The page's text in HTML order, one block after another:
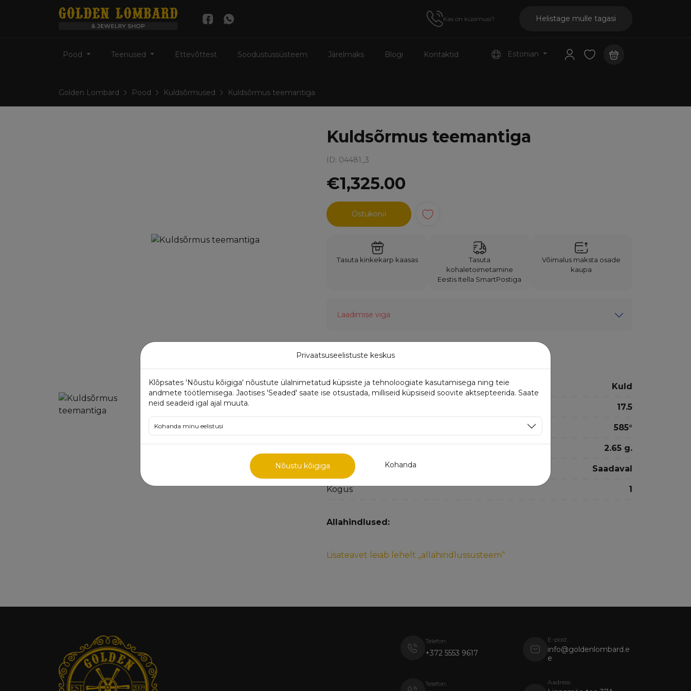
Kas on küsimusi? Helistage mulle tagasi
Pood Teenused Ettevõttest Soodustussüsteem Järelmaks Blogi Kontaktid Estonian
Golden Lombard Pood Kuldsõrmused Kuldsõrmus teemantiga
Kuldsõrmus teemantiga
ID: 04481_3
€1,325.00
Ostukorvi
Tasuta kinkekarp kaasas
Tasuta
kohaletoimetamine
Eestis Itella SmartPostiga
Võimalus maksta osade
kaupa
Laadimise viga
Metall Kuld
17.5
585°
2.65 g.
Saadavus Saadaval
Kogus 1
Allahindlused:
Lisateavet leiab lehelt „allahindlussüsteem“
Telefon:
+372 5553 9617
E-post:
info@goldenlombard.e
e
Telefon: Aadress:
Privaatsuseelistuste keskus
Klõpsates 'Nõustu kõigiga' nõustute ülalnimetatud küpsiste ja tehnoloogiate kasutamisega ning teie
andmete töötlemisega. Jaotises 'Seaded' saate ise otsustada, milliseid küpsiseid soovite aktsepteerida. Saate
neid seadeid igal ajal muuta.
Kohanda minu eelistusi
Nõustu kõigiga Kohanda